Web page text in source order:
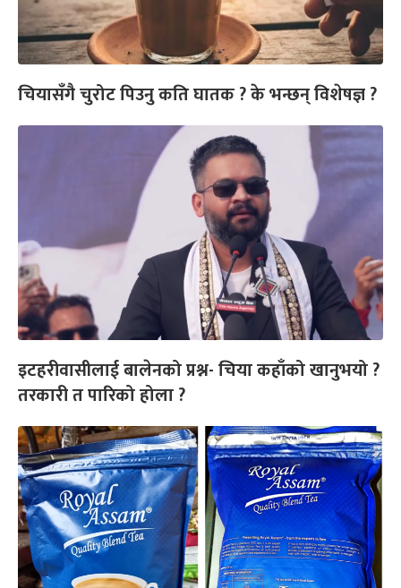
चियासँगै चुरोट पिउनु कति घातक ? के भन्छन् विशेषज्ञ ?
इटहरीवासीलाई बालेनको प्रश्न- चिया कहाँको खानुभयो ?
तरकारी त पारिको होला ?